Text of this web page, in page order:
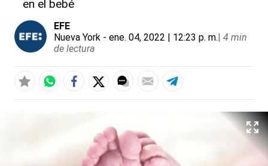
en el bebé
EFE
Nueva York - ene. 04, 2022 | 12:23 p. m.| 4 min
de lectura